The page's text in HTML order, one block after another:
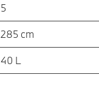
5
285 cm
40 L